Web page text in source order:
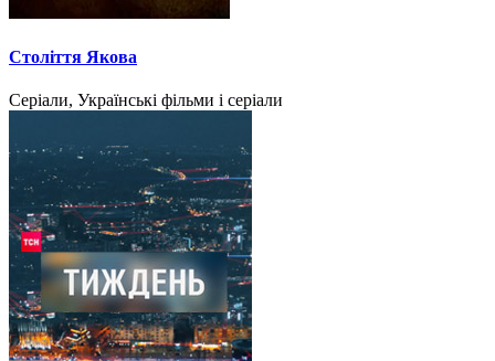
Століття Якова
Серіали, Українські фільми і серіали